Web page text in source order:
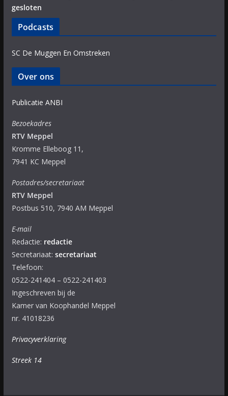
gesloten
Podcasts
SC De Muggen En Omstreken
Over ons
Publicatie ANBI
Bezoekadres
RTV Meppel
Kromme Elleboog 11,
7941 KC Meppel
Postadres/secretariaat
RTV Meppel
Postbus 510, 7940 AM Meppel
E-mail
Redactie: redactie
Secretariaat: secretariaat
Telefoon:
0522-241404 – 0522-241403
Ingeschreven bij de
Kamer van Koophandel Meppel
nr. 41018236
Privacyverklaring
Streek 14